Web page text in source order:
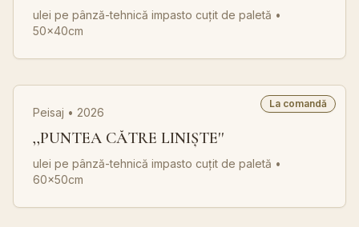
ulei pe pânză-tehnică impasto cuțit de paletă •
50x40cm
La comandă
Peisaj • 2026
,,PUNTEA CĂTRE LINIȘTE''
ulei pe pânză-tehnică impasto cuțit de paletă •
60x50cm